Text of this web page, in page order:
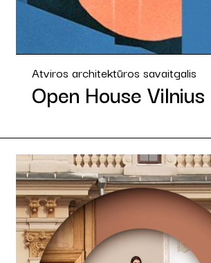
Atviros architektūros savaitgalis
Open House